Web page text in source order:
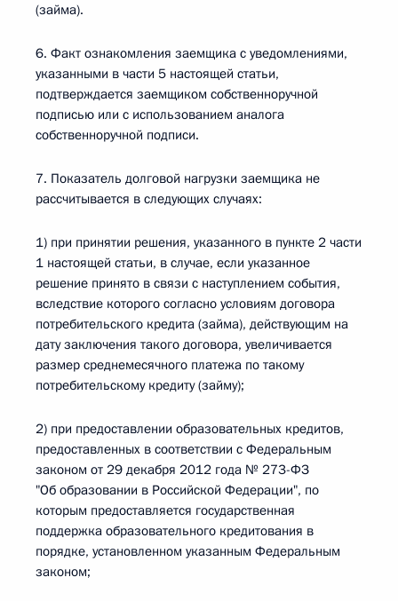
(займа).
6. Факт ознакомления заемщика с уведомлениями,
указанными в части 5 настоящей статьи,
подтверждается заемщиком собственноручной
подписью или с использованием аналога
собственноручной подписи.
7. Показатель долговой нагрузки заемщика не
рассчитывается в следующих случаях:
1) при принятии решения, указанного в пункте 2 части
1 настоящей статьи, в случае, если указанное
решение принято в связи с наступлением события,
вследствие которого согласно условиям договора
потребительского кредита (займа), действующим на
дату заключения такого договора, увеличивается
размер среднемесячного платежа по такому
потребительскому кредиту (займу);
2) при предоставлении образовательных кредитов,
предоставленных в соответствии с Федеральным
законом от 29 декабря 2012 года № 273-ФЗ
"Об образовании в Российской Федерации", по
которым предоставляется государственная
поддержка образовательного кредитования в
порядке, установленном указанным Федеральным
законом;